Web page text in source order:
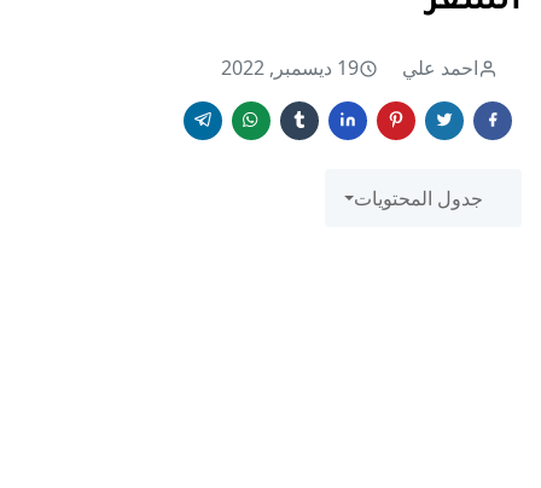
احمد علي 19 ديسمبر, 2022
جدول المحتويات